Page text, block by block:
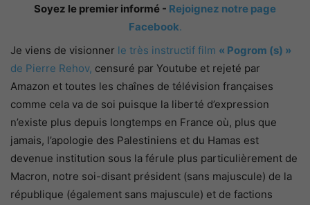
Soyez le premier informé - Rejoignez notre page
Facebook.
Je viens de visionner le très instructif film « Pogrom (s) »
de Pierre Rehov, censuré par Youtube et rejeté par
Amazon et toutes les chaînes de télévision françaises
comme cela va de soi puisque la liberté d’expression
n’existe plus depuis longtemps en France où, plus que
jamais, l’apologie des Palestiniens et du Hamas est
devenue institution sous la férule plus particulièrement de
Macron, notre soi-disant président (sans majuscule) de la
république (également sans majuscule) et de factions